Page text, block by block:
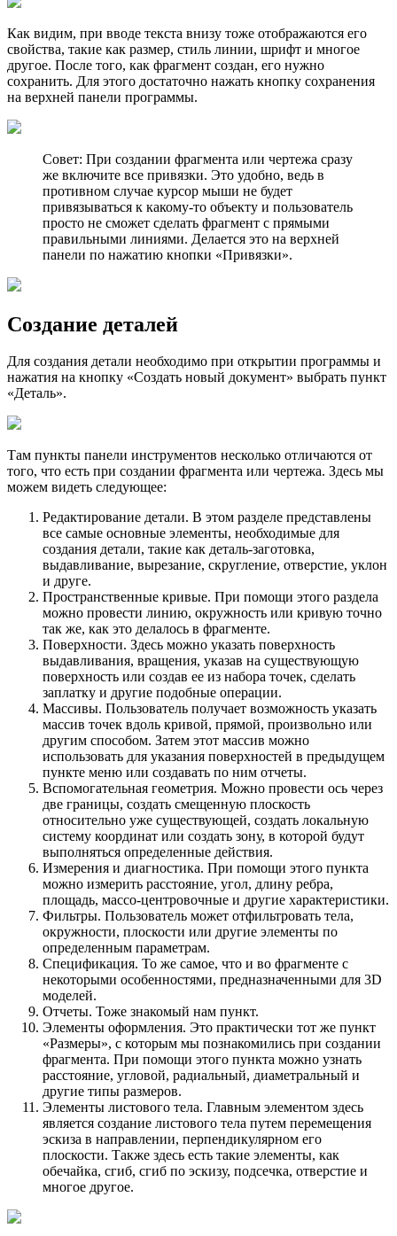
Как видим, при вводе текста внизу тоже отображаются его
свойства, такие как размер, стиль линии, шрифт и многое
другое. После того, как фрагмент создан, его нужно
сохранить. Для этого достаточно нажать кнопку сохранения
на верхней панели программы.
Совет: При создании фрагмента или чертежа сразу
же включите все привязки. Это удобно, ведь в
противном случае курсор мыши не будет
привязываться к какому-то объекту и пользователь
просто не сможет сделать фрагмент с прямыми
правильными линиями. Делается это на верхней
панели по нажатию кнопки «Привязки».
Создание деталей
Для создания детали необходимо при открытии программы и
нажатия на кнопку «Создать новый документ» выбрать пункт
«Деталь».
Там пункты панели инструментов несколько отличаются от
того, что есть при создании фрагмента или чертежа. Здесь мы
можем видеть следующее:
Редактирование детали. В этом разделе представлены
все самые основные элементы, необходимые для
создания детали, такие как деталь-заготовка,
выдавливание, вырезание, скругление, отверстие, уклон
и друге.
Пространственные кривые. При помощи этого раздела
можно провести линию, окружность или кривую точно
так же, как это делалось в фрагменте.
Поверхности. Здесь можно указать поверхность
выдавливания, вращения, указав на существующую
поверхность или создав ее из набора точек, сделать
заплатку и другие подобные операции.
Массивы. Пользователь получает возможность указать
массив точек вдоль кривой, прямой, произвольно или
другим способом. Затем этот массив можно
использовать для указания поверхностей в предыдущем
пункте меню или создавать по ним отчеты.
Вспомогательная геометрия. Можно провести ось через
две границы, создать смещенную плоскость
относительно уже существующей, создать локальную
систему координат или создать зону, в которой будут
выполняться определенные действия.
Измерения и диагностика. При помощи этого пункта
можно измерить расстояние, угол, длину ребра,
площадь, массо-центровочные и другие характеристики.
Фильтры. Пользователь может отфильтровать тела,
окружности, плоскости или другие элементы по
определенным параметрам.
Спецификация. То же самое, что и во фрагменте с
некоторыми особенностями, предназначенными для 3D
моделей.
Отчеты. Тоже знакомый нам пункт.
Элементы оформления. Это практически тот же пункт
«Размеры», с которым мы познакомились при создании
фрагмента. При помощи этого пункта можно узнать
расстояние, угловой, радиальный, диаметральный и
другие типы размеров.
Элементы листового тела. Главным элементом здесь
является создание листового тела путем перемещения
эскиза в направлении, перпендикулярном его
плоскости. Также здесь есть такие элементы, как
обечайка, сгиб, сгиб по эскизу, подсечка, отверстие и
многое другое.